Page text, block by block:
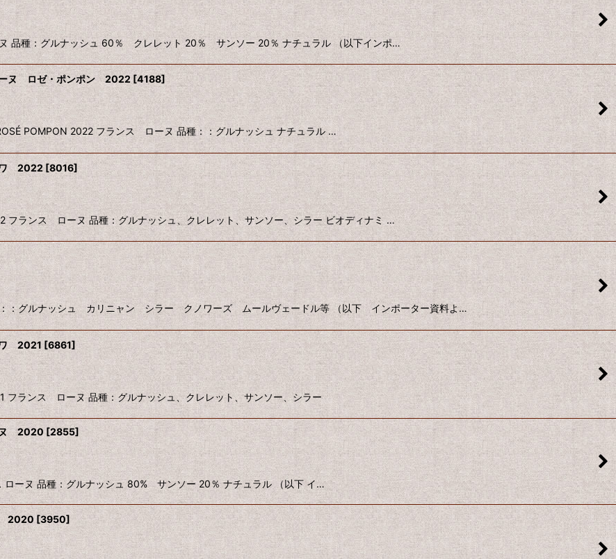
品種：グルナッシュ 60％ クレレット 20％ サンソー 20％ ナチュラル （以下インポ…
ーヌ ロゼ・ポンポン 2022 [4188]
POMPON 2022 フランス ローヌ 品種：：グルナッシュ ナチュラル …
ワ 2022 [8016]
フランス ローヌ 品種：グルナッシュ、クレレット、サンソー、シラー ビオディナミ …
：：グルナッシュ カリニャン シラー クノワーズ ムールヴェードル等 （以下 インポーター資料よ…
2021 [6861]
フランス ローヌ 品種：グルナッシュ、クレレット、サンソー、シラー
ヌ 2020 [2855]
ローヌ 品種：グルナッシュ 80% サンソー 20％ ナチュラル （以下 イ…
2020 [3950]